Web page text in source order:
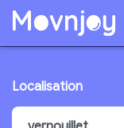
Localisation